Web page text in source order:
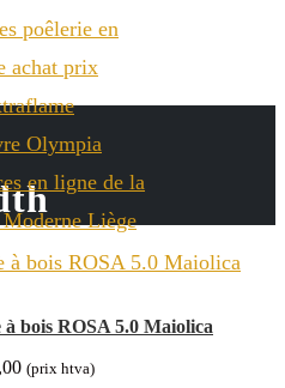
bois ROSA 5.0 Maiolica
(prix htva)